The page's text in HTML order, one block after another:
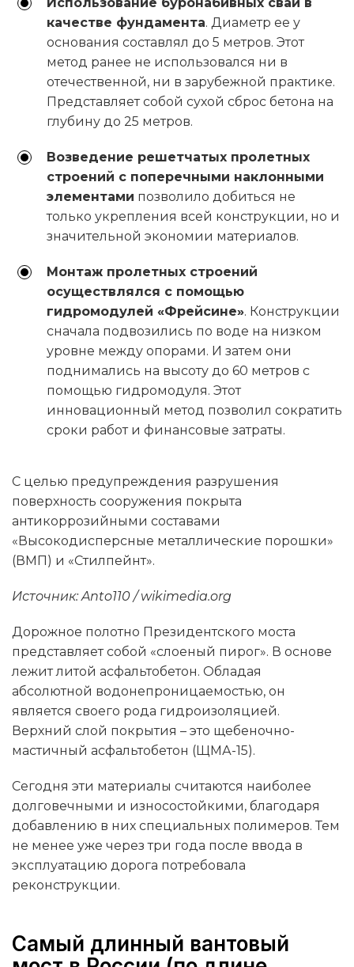
качестве фундамента. Диаметр ее у
основания составлял до 5 метров. Этот
метод ранее не использовался ни в
отечественной, ни в зарубежной практике.
Представляет собой сухой сброс бетона на
глубину до 25 метров.
Возведение решетчатых пролетных
строений с поперечными наклонными
элементами позволило добиться не
только укрепления всей конструкции, но и
значительной экономии материалов.
Монтаж пролетных строений
осуществлялся с помощью
гидромодулей «Фрейсине». Конструкции
сначала подвозились по воде на низком
уровне между опорами. И затем они
поднимались на высоту до 60 метров с
помощью гидромодуля. Этот
инновационный метод позволил сократить
сроки работ и финансовые затраты.
С целью предупреждения разрушения
поверхность сооружения покрыта
антикоррозийными составами
«Высокодисперсные металлические порошки»
(ВМП) и «Стилпейнт».
Источник: Anto110 / wikimedia.org
Дорожное полотно Президентского моста
представляет собой «слоеный пирог». В основе
лежит литой асфальтобетон. Обладая
абсолютной водонепроницаемостью, он
является своего рода гидроизоляцией.
Верхний слой покрытия – это щебеночно-
мастичный асфальтобетон (ЩМА-15).
Сегодня эти материалы считаются наиболее
долговечными и износостойкими, благодаря
добавлению в них специальных полимеров. Тем
не менее уже через три года после ввода в
эксплуатацию дорога потребовала
реконструкции.
Самый длинный вантовый